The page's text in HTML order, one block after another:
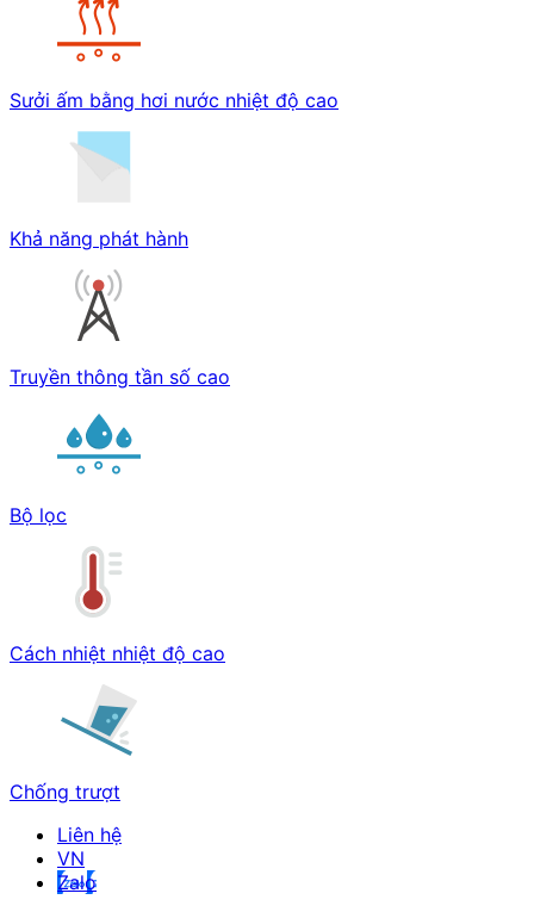
Sưởi ấm bằng hơi nước nhiệt độ cao
Khả năng phát hành
Truyền thông tần số cao
Bộ lọc
Cách nhiệt nhiệt độ cao
Chống trượt
Liên hệ
Zalo